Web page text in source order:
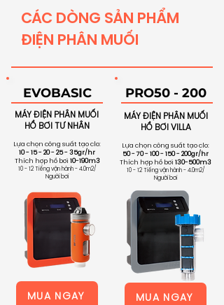
CÁC DÒNG SẢN PHẨM
ĐIỆN PHÂN MUỐI
​EVOBASIC
MÁY ĐIỆN PHÂN MUỐI
HỒ BƠI TƯ NHÂN
Lựa chọn công suất tạo clo:
10 - 15 - 20 - 25- 35gr/hr
Thích hợp hồ bơi 10-190m3
10 - 12 Tiếng vận hành - 4.0m2/
Người bơi
MUA NGAY
​PRO50 - 200
MÁY ĐIỆN PHÂN MUỐI
HỒ BƠI VILLA
Lựa chọn công suất tạo clo:
50 - 70 - 100 - 150- 200gr/hr
Thích hợp hồ bơi 130-500m3
10 - 12 Tiếng vận hành - 4.0m2/
Người bơi
MUA NGAY